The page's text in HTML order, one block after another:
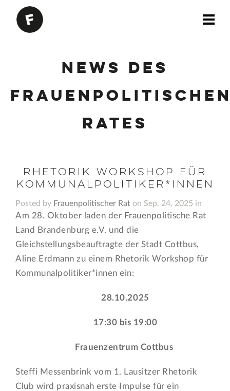
News des
Rates
Rhetorik Workshop für
Kommunalpolitiker*innen
Posted by Frauenpolitischer Rat on Sep. 24, 2025 in
Am 28. Oktober laden der Frauenpolitische Rat
Land Brandenburg e.V. und die
Gleichstellungsbeauftragte der Stadt Cottbus,
Aline Erdmann zu einem Rhetorik Workshop für
Kommunalpolitiker*innen ein:
28.10.2025
17:30 bis 19:00
Frauenzentrum Cottbus
Steffi Messenbrink vom 1. Lausitzer Rhetorik
Club wird praxisnah erste Impulse für ein